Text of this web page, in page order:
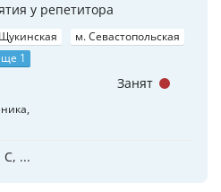
у репетитора
м. Севастопольская
1
...
Занят